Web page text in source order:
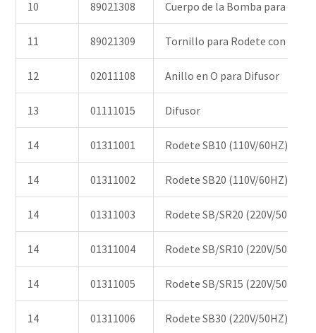
10 89021308 Cuerpo de la Bomba para SB,
11 89021309 Tornillo para Rodete con
12 02011108 Anillo en O para Difusor
13 01111015 Difusor
14 01311001 Rodete SB10 (110V/60HZ) y
14 01311002 Rodete SB20 (110V/60HZ) y
14 01311003 Rodete SB/SR20 (220V/50HZ) y
14 01311004 Rodete SB/SR10 (220V/50HZ)
14 01311005 Rodete SB/SR15 (220V/50HZ)
14 01311006 Rodete SB30 (220V/50HZ) y